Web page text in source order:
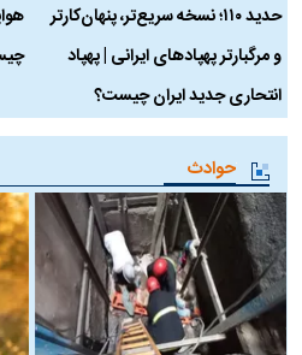
حدید ۱۱۰؛ نسخه سریع‌تر، پنهان‌کارتر
و مرگبارتر پهپادهای ایرانی | پهپاد
انتحاری جدید ایران چیست؟
حوادث